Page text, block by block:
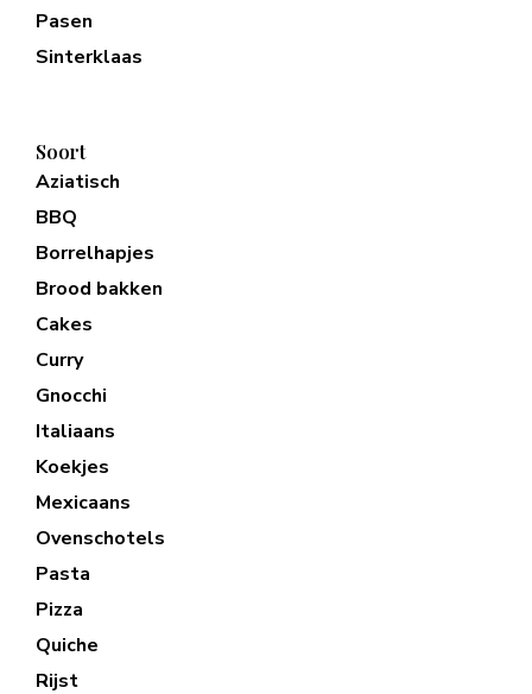
Pasen
Sinterklaas
Soort
Aziatisch
BBQ
Borrelhapjes
Brood bakken
Cakes
Curry
Gnocchi
Italiaans
Koekjes
Mexicaans
Ovenschotels
Pasta
Pizza
Quiche
Rijst